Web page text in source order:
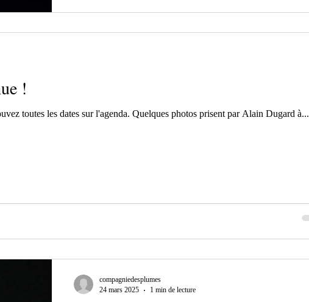
!
toutes les dates sur l'agenda. Quelques photos prisent par Alain Dugard à...
compagniedesplumes
24 mars 2025
1 min de lecture